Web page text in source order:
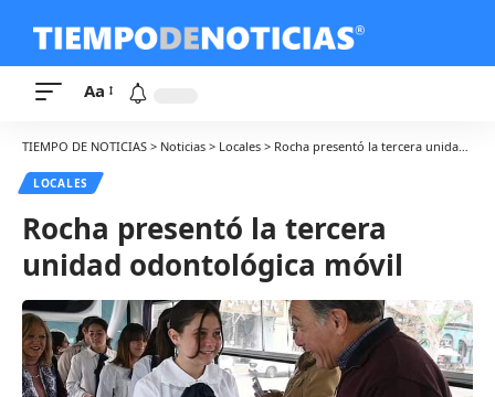
Aa
TIEMPO DE NOTICIAS > Noticias > Locales > Rocha presentó la tercera unidad odontológica móvil
LOCALES
Rocha presentó la tercera
unidad odontológica móvil